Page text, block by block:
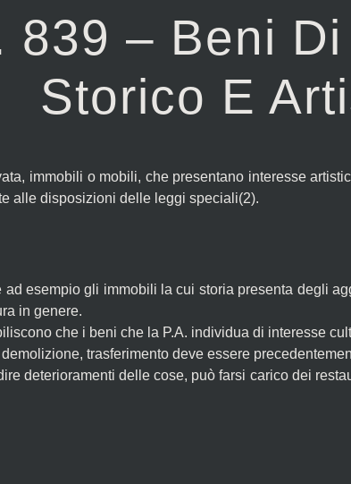
839 – Beni
Storico E
immobili o mobili, che presentano interesse
alle disposizioni delle leggi speciali(2).
ad esempio gli immobili la cui storia presenta degli
in genere.
che i beni che la P.A. individua di interesse
trasferimento deve essere
deterioramenti delle cose, può farsi carico dei